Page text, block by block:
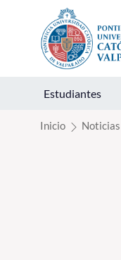
Click acá para ir
Estudiantes
Inicio Noticias